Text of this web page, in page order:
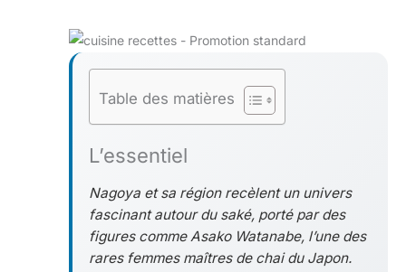
Table des matières
L’essentiel
Nagoya et sa région recèlent un univers
fascinant autour du saké, porté par des
figures comme Asako Watanabe, l’une des
rares femmes maîtres de chai du Japon.